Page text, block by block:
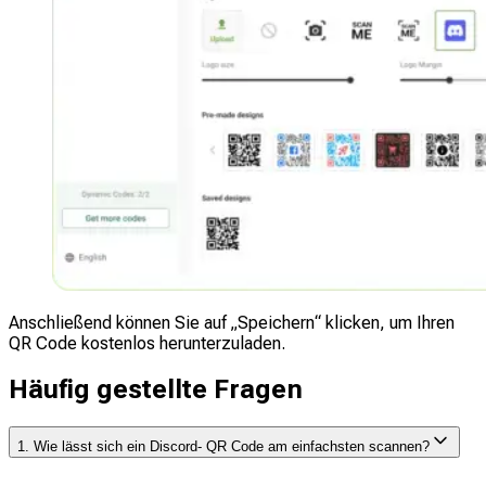
Anschließend können Sie auf „Speichern“ klicken, um Ihren
QR Code kostenlos herunterzuladen.
Häufig gestellte Fragen
1. Wie lässt sich ein Discord- QR Code am einfachsten scannen?